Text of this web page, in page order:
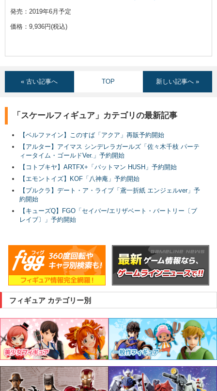
発売：2019年6月予定
価格：9,936円(税込)
« 古い記事へ TOP 新しい記事へ »
「スケールフィギュア」カテゴリの最新記事
【ベルファイン】このすば「アクア」再販予約開始
【アルター】アイマス シンデレラガールズ「佐々木千枝 パーテ
ィータイム・ゴールドVer.」予約開始
【コトブキヤ】ARTFX+「バットマン HUSH」予約開始
【エモントイズ】KOF「八神庵」予約開始
【プルクラ】デート・ア・ライブ「鳶一折紙 エンジェルver」予
約開始
【キューズQ】FGO「セイバー/エリザベート・バートリー〔ブ
レイブ〕」予約開始
フィギュア カテゴリー別